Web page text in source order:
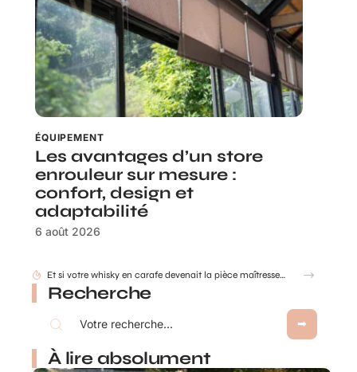
ÉQUIPEMENT
Les avantages d’un store
enrouleur sur mesure :
confort, design et
adaptabilité
6 août 2026
Comment déterminer les dimensions d’une cuve de récupération d’eau de pluie ?
Recherche
À lire absolument